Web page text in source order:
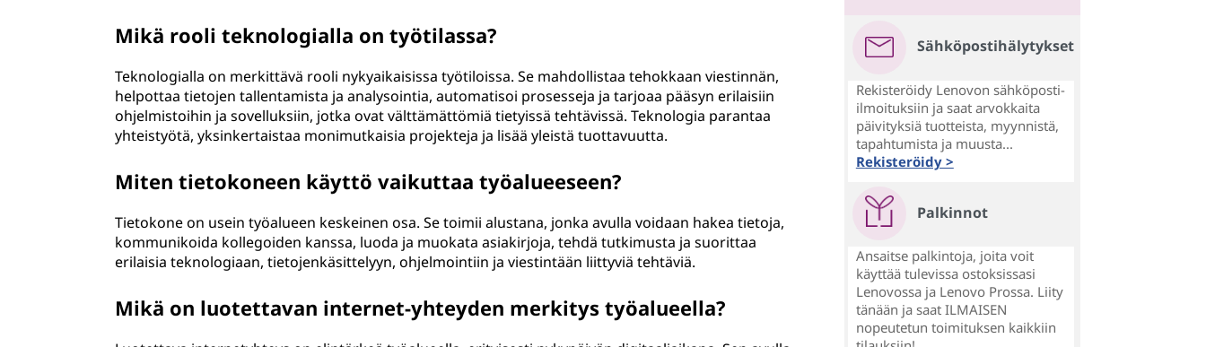
Mikä rooli teknologialla on työtilassa?
Teknologialla on merkittävä rooli nykyaikaisissa työtiloissa. Se mahdollistaa tehokkaan viestinnän,
helpottaa tietojen tallentamista ja analysointia, automatisoi prosesseja ja tarjoaa pääsyn erilaisiin
ohjelmistoihin ja sovelluksiin, jotka ovat välttämättömiä tietyissä tehtävissä. Teknologia parantaa
yhteistyötä, yksinkertaistaa monimutkaisia projekteja ja lisää yleistä tuottavuutta.
Miten tietokoneen käyttö vaikuttaa työalueeseen?
Tietokone on usein työalueen keskeinen osa. Se toimii alustana, jonka avulla voidaan hakea tietoja,
kommunikoida kollegoiden kanssa, luoda ja muokata asiakirjoja, tehdä tutkimusta ja suorittaa
erilaisia teknologiaan, tietojenkäsittelyyn, ohjelmointiin ja viestintään liittyviä tehtäviä.
Mikä on luotettavan internet-yhteyden merkitys työalueella?
Sähköpostihälytykset
Rekisteröidy Lenovon sähköposti-
ilmoituksiin ja saat arvokkaita
päivityksiä tuotteista, myynnistä,
tapahtumista ja muusta...
Rekisteröidy >
Palkinnot
Ansaitse palkintoja, joita voit
käyttää tulevissa ostoksissasi
Lenovossa ja Lenovo Prossa. Liity
tänään ja saat ILMAISEN
nopeutetun toimituksen kaikkiin